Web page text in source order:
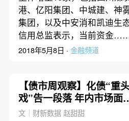
港、亿阳集团、中城建、神
集团，以及中安消和凯迪生
信用总监表示，当前资金
2018年5月8日 · 金融频道
【债市周观察】化债“重
戏”告一段落 年内市场面
多大供给冲击？
文｜财新数据 赵甜甜